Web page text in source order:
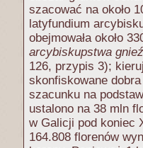
szacować na około
latyfundium
obejmowała około
arcybiskupstwa
126, przypis 3);
skonfiskowane
szacunku na
ustalono na 38 mln
w Galicji pod koniec
164.808 florenów